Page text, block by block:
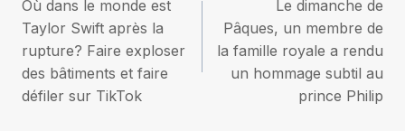
de
l’article
Où dans le monde est
Taylor Swift après la
rupture? Faire exploser
des bâtiments et faire
défiler sur TikTok
Le dimanche de
Pâques, un membre de
la famille royale a rendu
un hommage subtil au
prince Philip